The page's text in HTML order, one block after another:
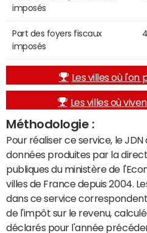
imposés
Part des foyers fiscaux
imposés
Les villes où l'on
Les villes où
Méthodologie :
Pour réaliser ce service, le
données produites par la
publiques du ministère de
villes de France depuis 2004.
dans ce service
de l'impôt sur le revenu,
déclarés pour l'année